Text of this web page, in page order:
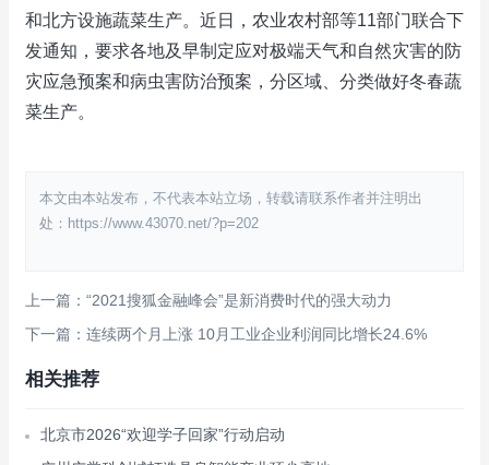
和北方设施蔬菜生产。近日，农业农村部等11部门联合下
发通知，要求各地及早制定应对极端天气和自然灾害的防
灾应急预案和病虫害防治预案，分区域、分类做好冬春蔬
菜生产。
本文由本站发布，不代表本站立场，转载请联系作者并注明出
处：https://www.43070.net/?p=202
上一篇：“2021搜狐金融峰会”是新消费时代的强大动力
下一篇：连续两个月上涨 10月工业企业利润同比增长24.6%
相关推荐
北京市2026“欢迎学子回家”行动启动